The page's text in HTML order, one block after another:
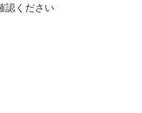
認ください